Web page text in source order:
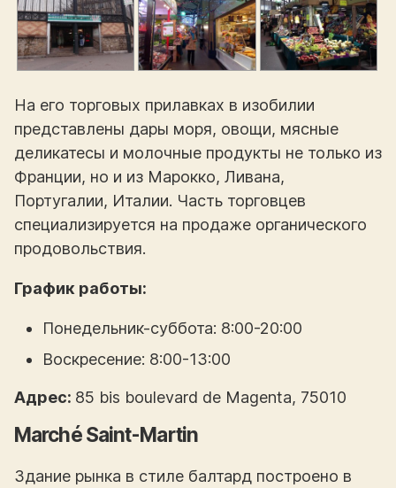
На его торговых прилавках в изобилии
представлены дары моря, овощи, мясные
деликатесы и молочные продукты не только из
Франции, но и из Марокко, Ливана,
Португалии, Италии. Часть торговцев
специализируется на продаже органического
продовольствия.
График работы:
Понедельник-суббота: 8:00-20:00
Воскресение: 8:00-13:00
Адрес: 85 bis boulevard de Magenta, 75010
Marché Saint-Martin
Здание рынка в стиле балтард построено в